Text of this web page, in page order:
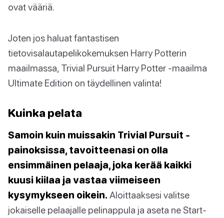
ovat vääriä.
Joten jos haluat fantastisen
tietovisalautapelikokemuksen Harry Potterin
maailmassa, Trivial Pursuit Harry Potter -maailma
Ultimate Edition on täydellinen valinta!
Kuinka pelata
Samoin kuin muissakin Trivial Pursuit -
painoksissa, tavoitteenasi on olla
ensimmäinen pelaaja, joka kerää kaikki
kuusi kiilaa ja vastaa viimeiseen
kysymykseen oikein. Aloittaaksesi valitse
jokaiselle pelaajalle pelinappula ja aseta ne Start-